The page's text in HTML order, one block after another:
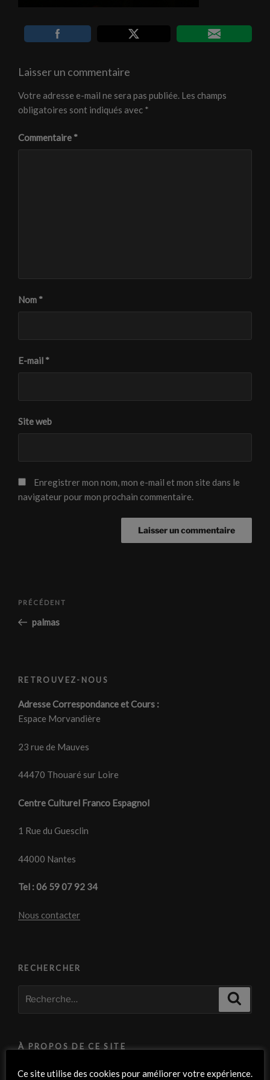
Laisser un commentaire
Votre adresse e-mail ne sera pas publiée. Les champs
obligatoires sont indiqués avec *
Commentaire *
Nom *
E-mail *
Site web
Enregistrer mon nom, mon e-mail et mon site dans le
navigateur pour mon prochain commentaire.
Navigation
l’article
Article
précédent
PRÉCÉDENT
palmas
RETROUVEZ-NOUS
Adresse Correspondance et Cours :
Espace Morvandière
23 rue de Mauves
44470 Thouaré sur Loire
Centre Culturel Franco Espagnol
1 Rue du Guesclin
44000 Nantes
Tel : 06 59 07 92 34
Nous contacter
RECHERCHER
À PROPOS DE CE SITE
Crédits photos :
Ce site utilise des cookies pour améliorer votre expérience.